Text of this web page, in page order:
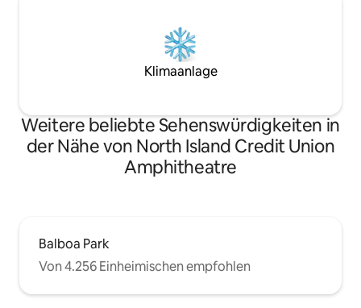
Klimaanlage
Weitere beliebte Sehenswürdigkeiten in
der Nähe von North Island Credit Union
Amphitheatre
Balboa Park
Von 4.256 Einheimischen empfohlen